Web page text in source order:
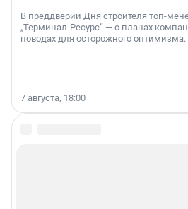
В преддверии Дня строителя топ-
„Терминал-Ресурс“ — о планах
поводах для осторожного оптимизма.
7 августа, 18:00